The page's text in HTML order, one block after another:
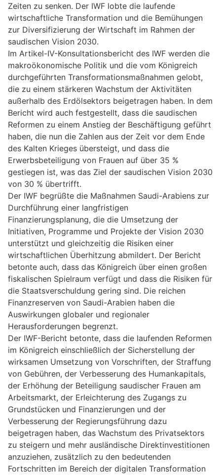
Zeiten zu senken. Der IWF lobte die laufende
wirtschaftliche Transformation und die Bemühungen
zur Diversifizierung der Wirtschaft im Rahmen der
saudischen Vision 2030.
Im Artikel-IV-Konsultationsbericht des IWF werden die
makroökonomische Politik und die vom Königreich
durchgeführten Transformationsmaßnahmen gelobt,
die zu einem stärkeren Wachstum der Aktivitäten
außerhalb des Erdölsektors beigetragen haben. In dem
Bericht wird auch festgestellt, dass die saudischen
Reformen zu einem Anstieg der Beschäftigung geführt
haben, die nun die Zahlen aus der Zeit vor dem Ende
des Kalten Krieges übersteigt, und dass die
Erwerbsbeteiligung von Frauen auf über 35 %
gestiegen ist, was das Ziel der saudischen Vision 2030
von 30 % übertrifft.
Der IWF begrüßte die Maßnahmen Saudi-Arabiens zur
Durchführung einer langfristigen
Finanzierungsplanung, die die Umsetzung der
Initiativen, Programme und Projekte der Vision 2030
unterstützt und gleichzeitig die Risiken einer
wirtschaftlichen Überhitzung abmildert. Der Bericht
betonte auch, dass das Königreich über einen großen
fiskalischen Spielraum verfügt und dass die Risiken für
die Staatsverschuldung gering sind. Die reichen
Finanzreserven von Saudi-Arabien haben die
Auswirkungen globaler und regionaler
Herausforderungen begrenzt.
Der IWF-Bericht betonte, dass die laufenden Reformen
im Königreich einschließlich der Sicherstellung der
wirksamen Umsetzung von Vorschriften, der Straffung
von Gebühren, der Verbesserung des Humankapitals,
der Erhöhung der Beteiligung saudischer Frauen am
Arbeitsmarkt, der Erleichterung des Zugangs zu
Grundstücken und Finanzierungen und der
Verbesserung der Regierungsführung dazu
beigetragen haben, das Wachstum des Privatsektors
zu steigern und mehr ausländische Direktinvestitionen
anzuziehen, zusätzlich zu den bedeutenden
Fortschritten im Bereich der digitalen Transformation